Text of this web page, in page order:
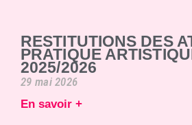
RESTITUTIONS DES
PRATIQUE
2025/2026
29 mai 2026
En savoir +